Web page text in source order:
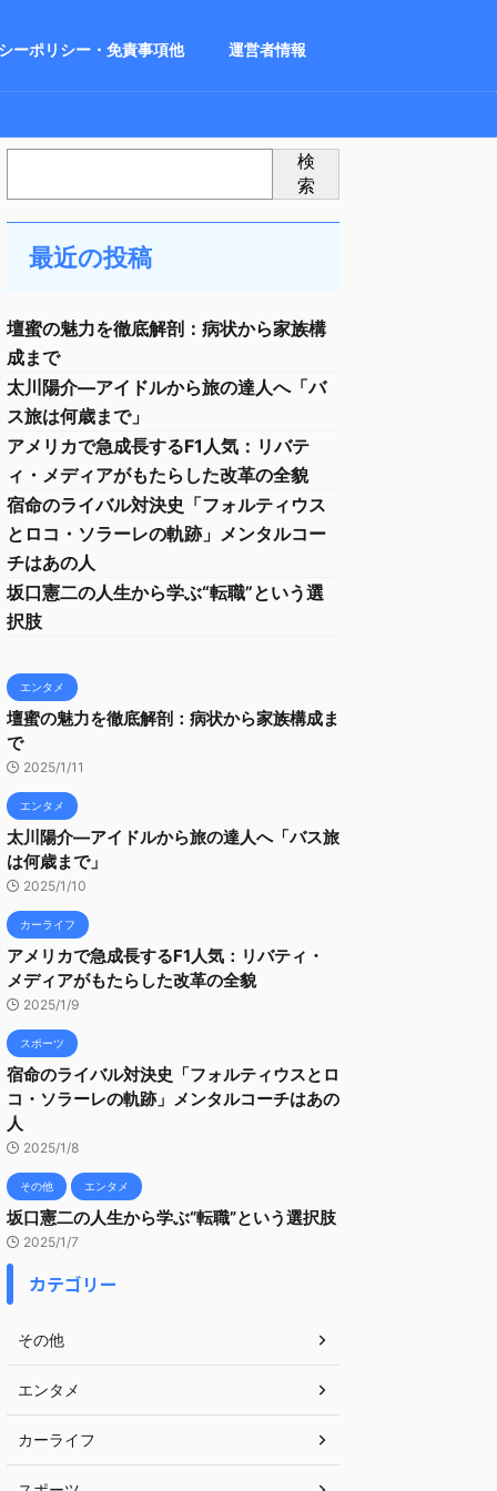
ーポリシー・免責事項他 運営者情報
検
索
最近の投稿
壇蜜の魅力を徹底解剖：病状から家族構
成まで
太川陽介—アイドルから旅の達人へ「バ
ス旅は何歳まで」
アメリカで急成長するF1人気：リバテ
ィ・メディアがもたらした改革の全貌
宿命のライバル対決史「フォルティウス
とロコ・ソラーレの軌跡」メンタルコー
チはあの人
坂口憲二の人生から学ぶ“転職”という選
択肢
エンタメ
壇蜜の魅力を徹底解剖：病状から家族構成ま
で
2025/1/11
エンタメ
太川陽介—アイドルから旅の達人へ「バス旅
は何歳まで」
2025/1/10
カーライフ
アメリカで急成長するF1人気：リバティ・
メディアがもたらした改革の全貌
2025/1/9
スポーツ
宿命のライバル対決史「フォルティウスとロ
コ・ソラーレの軌跡」メンタルコーチはあの
人
2025/1/8
その他 エンタメ
坂口憲二の人生から学ぶ“転職”という選択肢
2025/1/7
カテゴリー
その他
エンタメ
カーライフ